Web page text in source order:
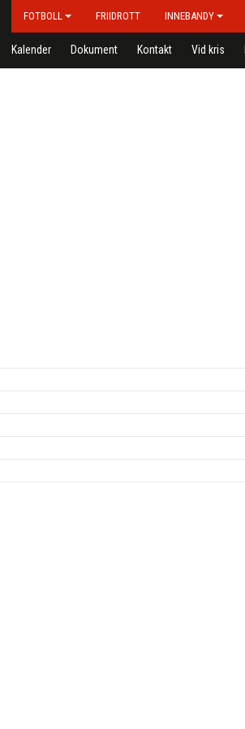
FOTBOLL FRIIDROTT INNEBANDY
Kalender Dokument Kontakt Vid kris